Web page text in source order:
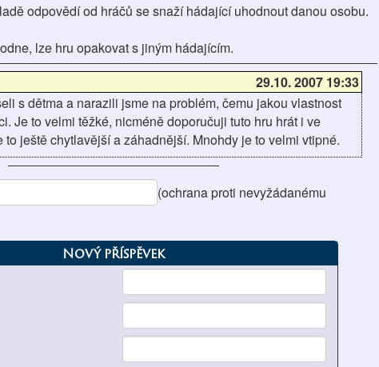
odpovědí od hráčů se snaží hádající uhodnout danou osobu.
lze hru opakovat s jiným hádajícím.
29.10. 2007 19:33
s dětma a narazili jsme na problém, čemu jakou vlastnost
Je to velmi těžké, nicméně doporučuji tuto hru hrát i ve
to ještě chytlavější a záhadnější. Mnohdy je to velmi vtipné.
(ochrana proti nevyžádanému
Nový příspěvek